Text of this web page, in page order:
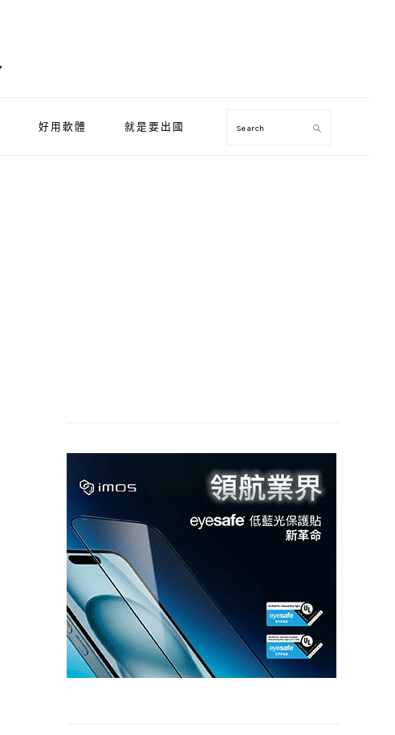
好用軟體 就是要出國 Search